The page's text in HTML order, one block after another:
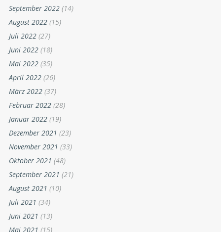
September 2022 (14)
August 2022 (15)
Juli 2022 (27)
Juni 2022 (18)
Mai 2022 (35)
April 2022 (26)
März 2022 (37)
Februar 2022 (28)
Januar 2022 (19)
Dezember 2021 (23)
November 2021 (33)
Oktober 2021 (48)
September 2021 (21)
August 2021 (10)
Juli 2021 (34)
Juni 2021 (13)
Mai 2021 (15)